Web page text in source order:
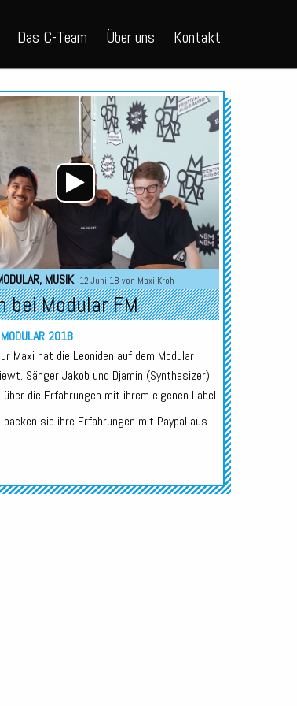
Das C-Team Über uns Kontakt
Audio-
Player
, MUSIK 12.Juni 18 von Maxi Kroh
bei Modular FM
MODULAR 2018
Maxi hat die Leoniden auf dem Modular
Sänger Jakob und Djamin (Synthesizer)
die Erfahrungen mit ihrem eigenen Label.
packen sie ihre Erfahrungen mit Paypal aus.